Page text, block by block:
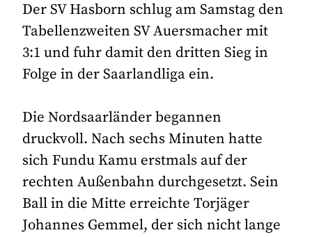
Der SV Hasborn schlug am Samstag den
Tabellenzweiten SV Auersmacher mit
3:1 und fuhr damit den dritten Sieg in
Folge in der Saarlandliga ein.
Die Nordsaarländer begannen
druckvoll. Nach sechs Minuten hatte
sich Fundu Kamu erstmals auf der
rechten Außenbahn durchgesetzt. Sein
Ball in die Mitte erreichte Torjäger
Johannes Gemmel, der sich nicht lange